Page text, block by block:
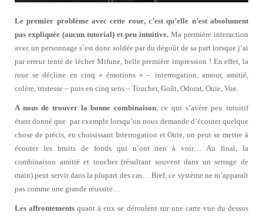
Le premier problème avec cette roue, c’est qu’elle n’est absolument
pas expliquée (aucun tutorial) et peu intuitive. Ma première interaction
avec un personnage s’est donc soldée par du dégoût de sa part lorsque j’ai
par erreur tenté de lécher Mifune, belle première impression ! En effet, la
roue se décline en cinq « émotions » – interrogation, amour, amitié,
colère, tristesse – puis en cinq sens – Toucher, Goût, Odorat, Ouïe, Vue.
A nous de trouver la bonne combinaison, ce qui s’avère peu intuitif
étant donné que par exemple lorsqu’on nous demande d’écouter quelque
chose de précis, en choisissant Interrogation et Ouïe, on peut se mettre à
écouter les bruits de fonds qui n’ont rien à voir… Au final, la
combinaison amitié et toucher (résultant souvent dans un serrage de
main) peut servir dans la plupart des cas… Bref, ce système ne m’apparaît
pas comme une grande réussite…
Les affrontements quant à eux se déroulent sur une carte vue du dessus